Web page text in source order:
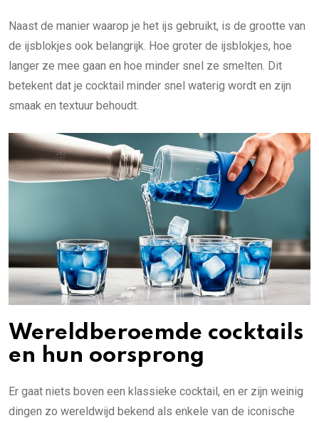
Naast de manier waarop je het ijs gebruikt, is de grootte van
de ijsblokjes ook belangrijk. Hoe groter de ijsblokjes, hoe
langer ze mee gaan en hoe minder snel ze smelten. Dit
betekent dat je cocktail minder snel waterig wordt en zijn
smaak en textuur behoudt.
Wereldberoemde cocktails
en hun oorsprong
Er gaat niets boven een klassieke cocktail, en er zijn weinig
dingen zo wereldwijd bekend als enkele van de iconische